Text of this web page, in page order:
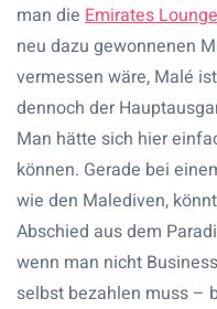
man die Emirates
neu dazu gewonnenen
vermessen wäre, Malé
dennoch der
Man hätte sich hier
können. Gerade bei
wie den Malediven,
Abschied aus dem
wenn man nicht
selbst bezahlen muss –